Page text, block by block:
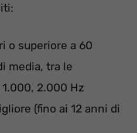
o superiore a 60
media, tra le
2.000 Hz
(fino ai 12 anni di